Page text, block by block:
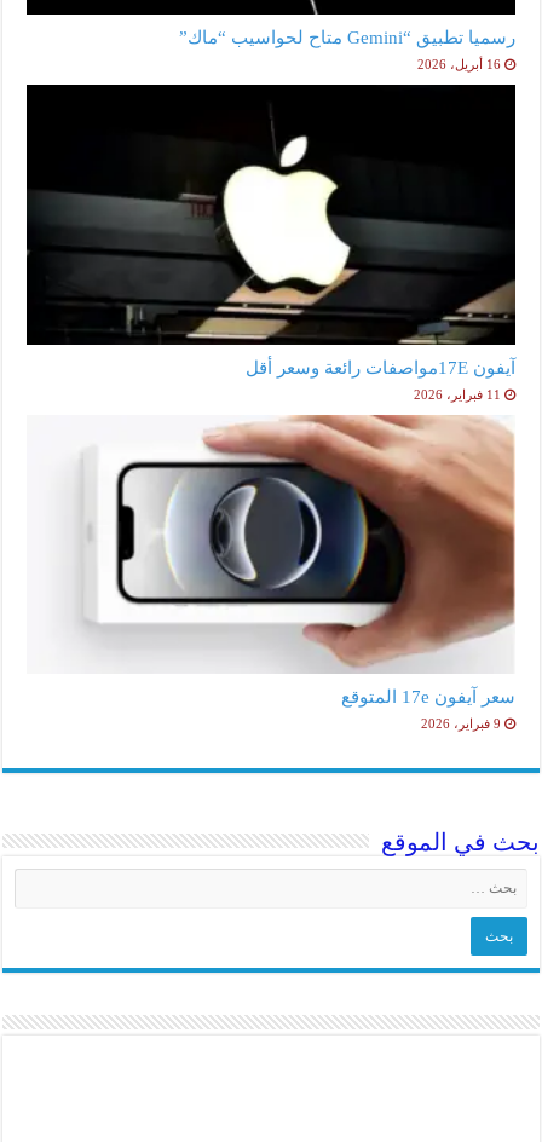
رسميا تطبيق “Gemini متاح لحواسيب “ماك”
16 أبريل، 2026
آيفون 17Eمواصفات رائعة وسعر أقل
11 فبراير، 2026
سعر آيفون 17e المتوقع
9 فبراير، 2026
بحث في الموقع